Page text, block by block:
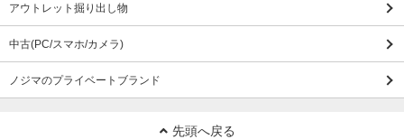
アウトレット掘り出し物
中古(PC/スマホ/カメラ)
ノジマのプライベートブランド
先頭へ戻る